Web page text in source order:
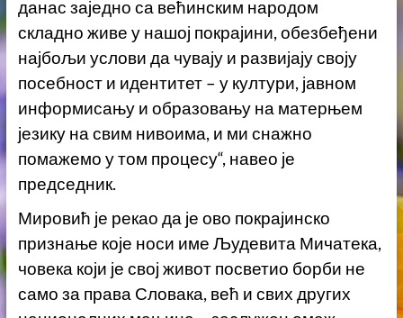
данас заједно са већинским народом
складно живе у нашој покрајини, обезбеђени
најбољи услови да чувају и развијају своју
посебност и идентитет – у култури, јавном
информисању и образовању на матерњем
језику на свим нивоима, и ми снажно
помажемо у том процесу“, навео је
председник.
Мировић је рекао да је ово покрајинско
признање које носи име Људевита Мичатека,
човека који је свој живот посветио борби не
само за права Словака, већ и свих других